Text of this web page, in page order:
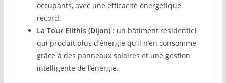
occupants, avec une efficacité énergétique
record.
La Tour Elithis (Dijon): un bâtiment résidentiel
qui produit plus d’énergie qu’il n’en consomme,
grâce à des panneaux solaires et une gestion
intelligente de l’énergie.